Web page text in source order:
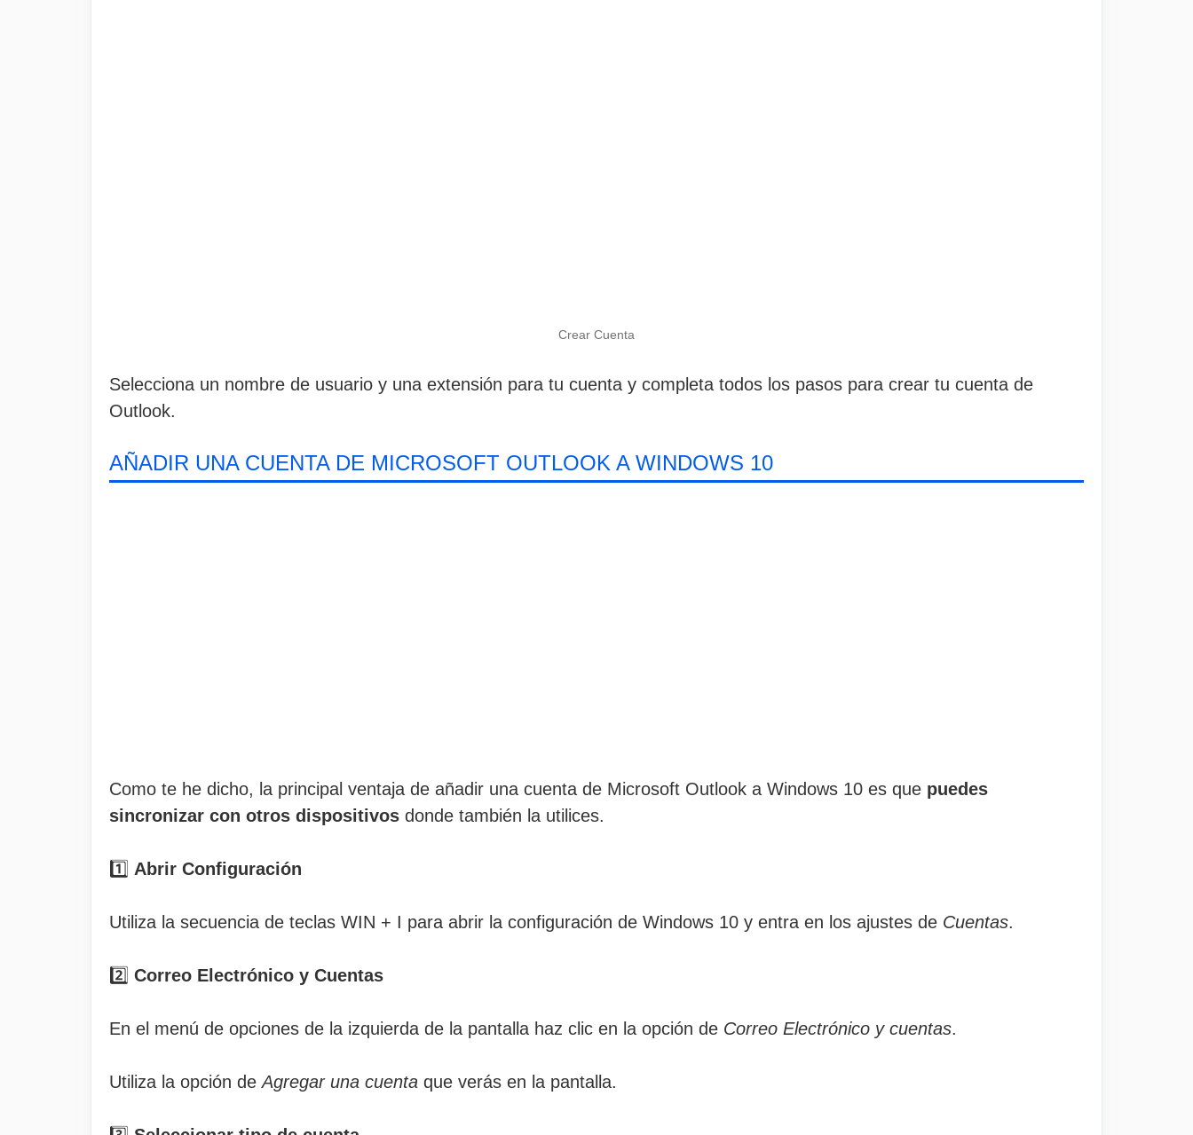
Crear Cuenta
Selecciona un nombre de usuario y una extensión para tu cuenta y completa todos los pasos para crear tu cuenta de
Outlook.
AÑADIR UNA CUENTA DE MICROSOFT OUTLOOK A WINDOWS 10
Como te he dicho, la principal ventaja de añadir una cuenta de Microsoft Outlook a Windows 10 es que puedes
sincronizar con otros dispositivos donde también la utilices.
1️⃣ Abrir Configuración
Utiliza la secuencia de teclas WIN + I para abrir la configuración de Windows 10 y entra en los ajustes de Cuentas.
2️⃣ Correo Electrónico y Cuentas
En el menú de opciones de la izquierda de la pantalla haz clic en la opción de Correo Electrónico y cuentas.
Utiliza la opción deAgregar una cuenta que verás en la pantalla.